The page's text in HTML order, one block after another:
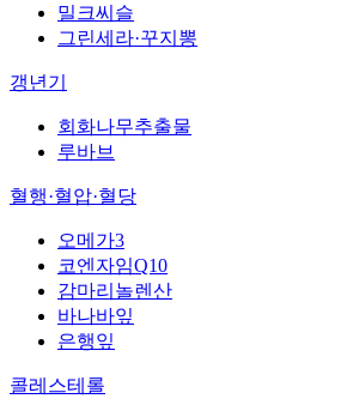
밀크씨슬
그린세라·꾸지뽕
갱년기
회화나무추출물
루바브
혈행·혈압·혈당
오메가3
코엔자임Q10
감마리놀렌산
바나바잎
은행잎
콜레스테롤